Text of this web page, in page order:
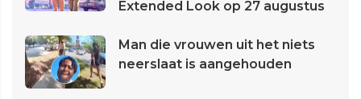
Extended Look op 27 augustus
Man die vrouwen uit het niets
neerslaat is aangehouden